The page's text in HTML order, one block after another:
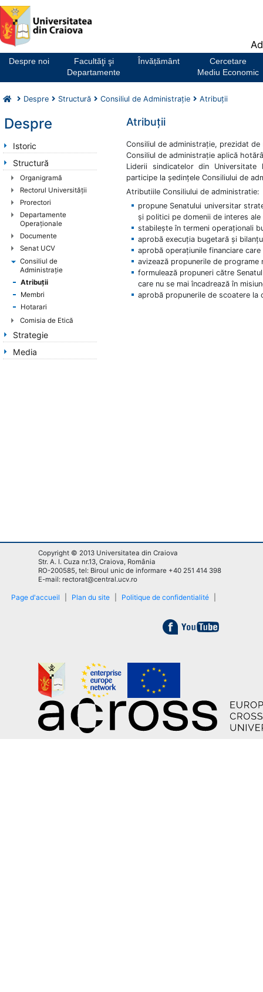
Notă:
Acest
website
un
sistem
accesibilitate.
Despre noi
Facultăţi şi
Departamente
Învățământ
Cercetare
Mediu Economic
Despre Structură Consiliul de Administrație Atribuții
Despre
Istoric
Structură
Organigramă
Rectorul Universităţii
Prorectori
Departamente
Operaționale
Documente
Senat UCV
Consiliul de
Administrație
Atribuții
Membri
Hotarari
Comisia de Etică
Strategie
Media
Atribuții
Consiliul de administraţie, prezidat
Consiliul de administraţie aplică
Liderii sindicatelor din
participe la şedinţele Consiliului de
Atributiile Consiliului de administratie:
propune Senatului universitar
şi politici pe domenii de interes
stabileşte în termeni operaţionali
aprobă execuţia bugetară şi
aprobă operaţiunile financiare
avizează propunerile de programe
formulează propuneri către
care nu se mai încadrează în
aprobă propunerile de scoatere
Copyright © 2013 Universitatea din Craiova
Str. A. I. Cuza nr.13, Craiova, România
RO-200585, tel: Biroul unic de informare +40 251 414 398
E-mail: rectorat@central.ucv.ro
Page d'accueil Plan du site Politique de confidentialité